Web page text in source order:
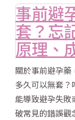
事前避
套？忘
原理、
關於事前避孕
多久可以無套
能導致避孕失
破常見的錯誤觀